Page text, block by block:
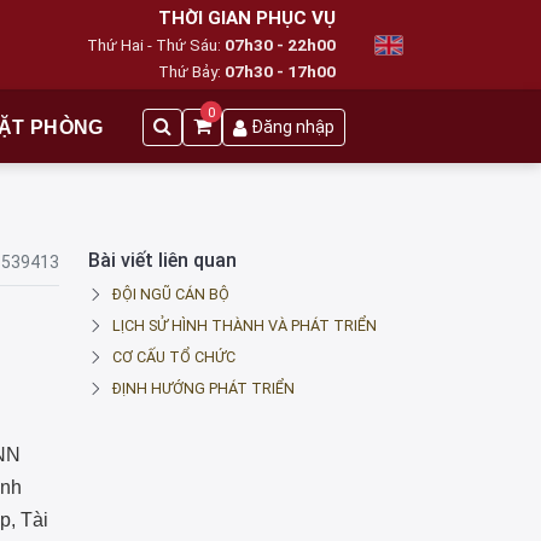
THỜI GIAN PHỤC VỤ
Thứ Hai - Thứ Sáu: 07h30 - 22h00
Thứ Bảy: 07h30 - 17h00
PHÒNG
0
Đăng nhập
Tài
Bài viết liên quan
ĐỘI NGŨ CÁN BỘ
LỊCH SỬ HÌNH THÀNH VÀ PHÁT TRIỂN
CƠ CẤU TỔ CHỨC
ĐỊNH HƯỚNG PHÁT TRIỂN